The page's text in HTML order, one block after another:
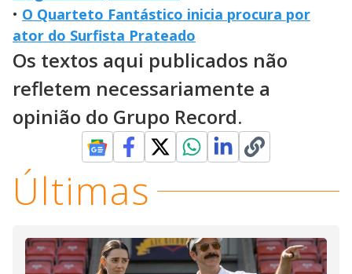
• O Quarteto Fantástico inicia procura por
ator do Surfista Prateado
Os textos aqui publicados não
refletem necessariamente a
opinião do Grupo Record.
Últimas